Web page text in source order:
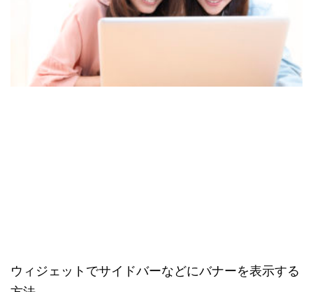
ウィジェットでサイドバーなどにバナーを表示する